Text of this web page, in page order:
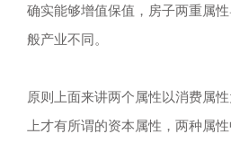
确实能够增值保值，房子两重属
般产业不同。
原则上面来讲两个属性以消费属
上才有所谓的资本属性，两种属